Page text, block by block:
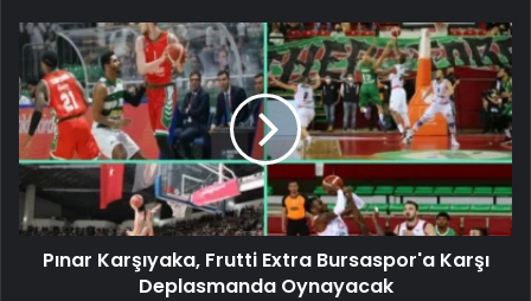
Pınar Karşıyaka, Frutti Extra Bursaspor'a Karşı
Deplasmanda Oynayacak